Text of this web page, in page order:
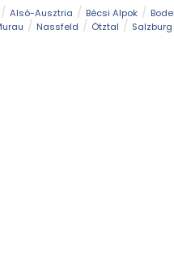
Alsó-Ausztria Bécsi Alpok
Nassfeld Ötztal Salzburg